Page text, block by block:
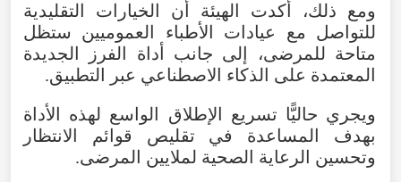
ومع
ذلك، أكدت الهيئة أن الخيارات
التقليدية
للتواصل
مع عيادات الأطباء العموميين
ستظل
متاحة للمرضى، إلى جانب أداة الفرز
الجديدة
المعتمدة على الذكاء الاصطناعي عبر التطبيق.
ويجري حاليًّا تسريع الإطلاق الواسع لهذه
الأداة
بهدف
المساعدة في تقليص قوائم
الانتظار
وتحسين الرعاية الصحية لملايين المرضى.